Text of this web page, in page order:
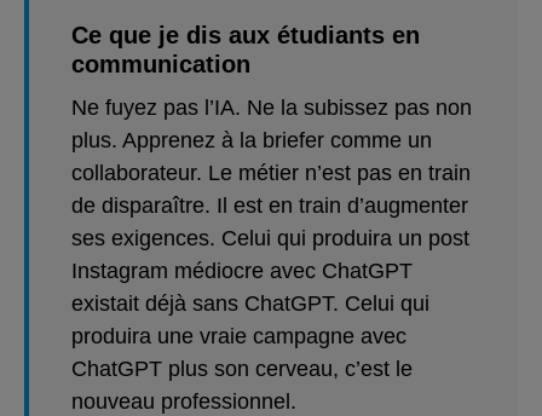
Ce que je dis aux étudiants en
communication
Ne fuyez pas l’IA. Ne la subissez pas non
plus. Apprenez à la briefer comme un
collaborateur. Le métier n’est pas en train
de disparaître. Il est en train d’augmenter
ses exigences. Celui qui produira un post
Instagram médiocre avec ChatGPT
existait déjà sans ChatGPT. Celui qui
produira une vraie campagne avec
ChatGPT plus son cerveau, c’est le
nouveau professionnel.